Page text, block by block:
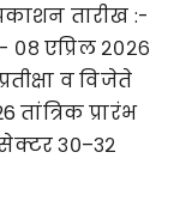
तारीख :-
०८ एप्रिल २०२६
व विजेते
तांत्रिक प्रारंभ
३०–३२